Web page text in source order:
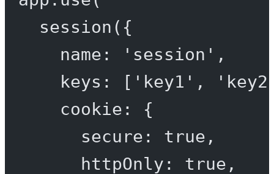
session ({
name:
'session' ,
keys: [ 'key1' ,
cookie: {
secure: true ,
httpOnly: true ,